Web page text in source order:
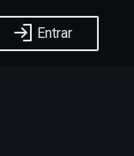
Entrar